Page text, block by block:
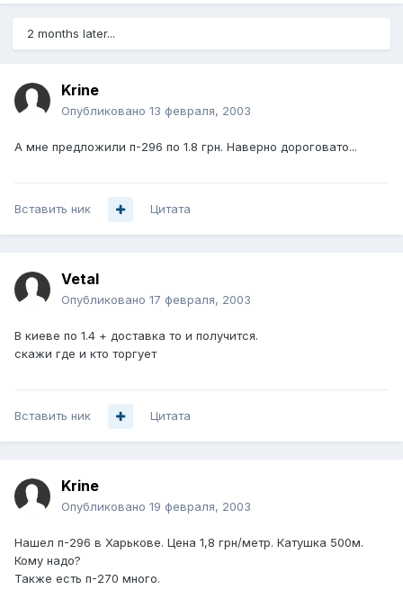
2 months later...
Krine
Опубликовано 13 февраля, 2003
А мне предложили п-296 по 1.8 грн. Наверно дороговато...
Вставить ник Цитата
Vetal
Опубликовано 17 февраля, 2003
В киеве по 1.4 + доставка то и получится.
скажи где и кто торгует
Вставить ник Цитата
Krine
Опубликовано 19 февраля, 2003
Нашел п-296 в Харькове. Цена 1,8 грн/метр. Катушка 500м.
Кому надо?
Также есть п-270 много.